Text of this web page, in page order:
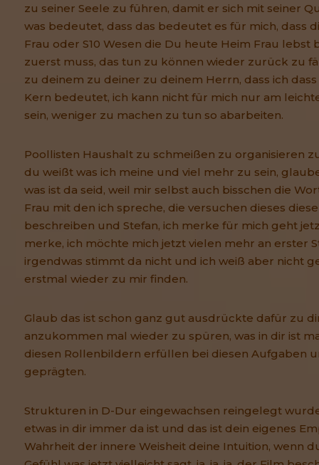
zu seiner Seele zu führen, damit er sich mit seiner
was bedeutet, dass das bedeutet es für mich, dass
Frau oder S10 Wesen die Du heute Heim Frau lebst
zuerst muss, das tun zu können wieder zurück zu
zu deinem zu deiner zu deinem Herrn, dass ich
Kern bedeutet, ich kann nicht für mich nur am
sein, weniger zu machen zu tun so abarbeiten.
Poollisten Haushalt zu schmeißen zu organisieren
du weißt was ich meine und viel mehr zu sein,
was ist da seid, weil mir selbst auch bisschen die
Frau mit den ich spreche, die versuchen dieses
beschreiben und Stefan, ich merke für mich geht
merke, ich möchte mich jetzt vielen mehr an erster
irgendwas stimmt da nicht und ich weiß aber nicht
erstmal wieder zu mir finden.
Glaub das ist schon ganz gut ausdrückte dafür zu
anzukommen mal wieder zu spüren, was in dir ist
diesen Rollenbildern erfüllen bei diesen Aufgaben
geprägten.
Strukturen in D-Dur eingewachsen reingelegt
etwas in dir immer da ist und das ist dein eigenes
Wahrheit der innere Weisheit deine Intuition, wenn